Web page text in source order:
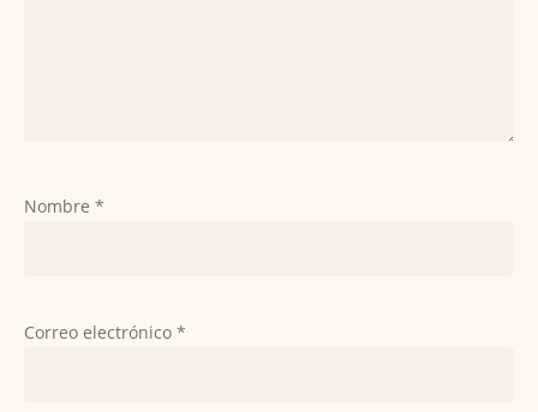
Nombre *
Correo electrónico *